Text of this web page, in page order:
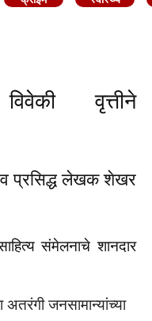
वृत्तीने
प्रसिद्ध लेखक शेखर
संमेलनाचे शानदार
जनसामान्यांच्या